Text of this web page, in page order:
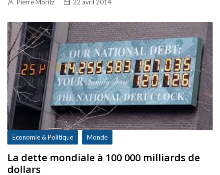
Pierre Moritz 22 avril 2014
Économie & Politique Monde
La dette mondiale à 100 000 milliards de
dollars